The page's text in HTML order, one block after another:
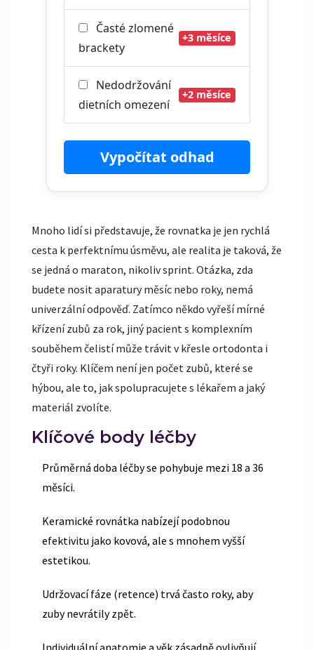
Časté zlomené
brackety
+3 měsíce
Nedodržování
dietních omezení
+2 měsíce
Vypočítat odhad
Mnoho lidí si představuje, že rovnatka je jen rychlá
cesta k perfektnímu úsměvu, ale realita je taková, že
se jedná o maraton, nikoliv sprint. Otázka, zda
budete nosit aparatury měsíc nebo roky, nemá
univerzální odpověď. Zatímco někdo vyřeší mírné
křízení zubů za rok, jiný pacient s komplexním
souběhem čelistí může trávit v křesle ortodonta i
čtyři roky. Klíčem není jen počet zubů, které se
hýbou, ale to, jak spolupracujete s lékařem a jaký
materiál zvolíte.
Klíčové body léčby
Průměrná doba léčby se pohybuje mezi 18 a 36
měsíci.
Keramické rovnátka nabízejí podobnou
efektivitu jako kovová, ale s mnohem vyšší
estetikou.
Udržovací fáze (retence) trvá často roky, aby
zuby nevrátily zpět.